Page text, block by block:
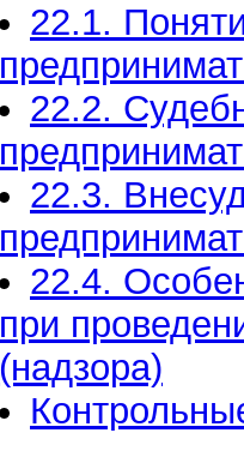
22.1.
22.2.
22.3.
22.4.
при
(надзора)